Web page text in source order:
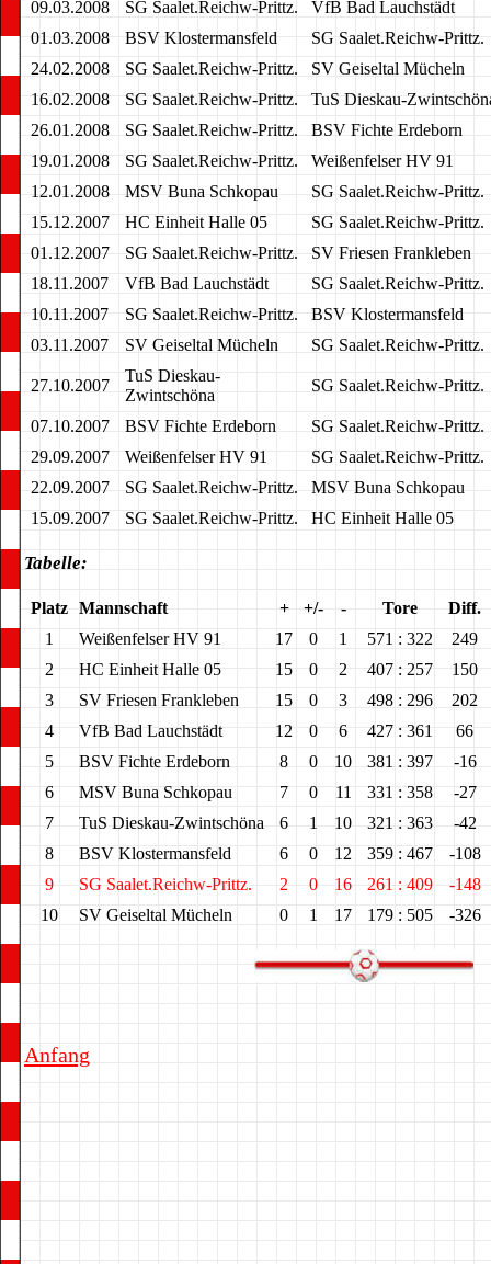
09.03.2008
SG Saalet.Reichw-Prittz.
VfB Bad Lauchstädt
01.03.2008
BSV Klostermansfeld
SG Saalet.Reichw-Prittz.
24.02.2008
SG Saalet.Reichw-Prittz.
SV Geiseltal Mücheln
16.02.2008
SG Saalet.Reichw-Prittz.
TuS Dieskau-
26.01.2008
SG Saalet.Reichw-Prittz.
BSV Fichte Erdeborn
19.01.2008
SG Saalet.Reichw-Prittz.
Weißenfelser HV 91
12.01.2008
MSV Buna Schkopau
SG Saalet.Reichw-Prittz.
15.12.2007
HC Einheit Halle 05
SG Saalet.Reichw-Prittz.
01.12.2007
SG Saalet.Reichw-Prittz.
SV Friesen Frankleben
18.11.2007
VfB Bad Lauchstädt
SG Saalet.Reichw-Prittz.
10.11.2007
SG Saalet.Reichw-Prittz.
BSV Klostermansfeld
03.11.2007
SV Geiseltal Mücheln SG Saalet.Reichw-Prittz.
27.10.2007
TuS Dieskau-
Zwintschöna
SG Saalet.Reichw-Prittz.
07.10.2007 BSV Fichte Erdeborn
SG Saalet.Reichw-Prittz.
29.09.2007
Weißenfelser HV 91
SG Saalet.Reichw-Prittz.
22.09.2007
SG Saalet.Reichw-Prittz.
MSV Buna Schkopau
15.09.2007
SG Saalet.Reichw-Prittz. HC Einheit Halle 05
Tabelle:
Platz Mannschaft + +/- - Tore
Diff.
1
Weißenfelser HV 91 17 0 1 571 : 322
249
2
HC Einheit Halle 05 15 0 2 407 : 257
150
3
SV Friesen Frankleben 15 0 3 498 : 296
202
4
VfB Bad Lauchstädt 12 0 6 427 : 361
66
5
BSV Fichte Erdeborn 8 0 10 381 : 397
-16
6
MSV Buna Schkopau 7 0 11 331 : 358
-27
7
TuS Dieskau-Zwintschöna 6 1 10 321 : 363
-42
8
BSV Klostermansfeld 6 0 12 359 : 467
-108
9
SG Saalet.Reichw-Prittz. 2 0 16 261 : 409
-148
10
SV Geiseltal Mücheln 0 1 17 179 : 505 -326
Anfang